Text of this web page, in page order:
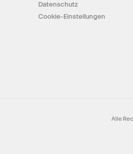
Datenschutz
Cookie-Einstellungen
Alle